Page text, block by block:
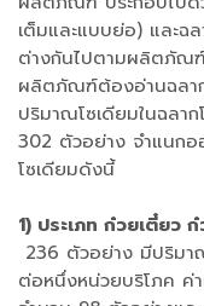
เต็มและแบบย่อ) และ
ต่างกันไปตามผลิตภั
ผลิตภัณฑ์ต้องอ่านฉลา
ปริมาณโซเดียมในฉลา
302 ตัวอย่าง จำแนก
โซเดียมดังนี้
1) ประเภท ก๋วยเตี๋ยว
236 ตัวอย่าง มีปริม
ต่อหนึ่งหน่วยบริโภค ค่